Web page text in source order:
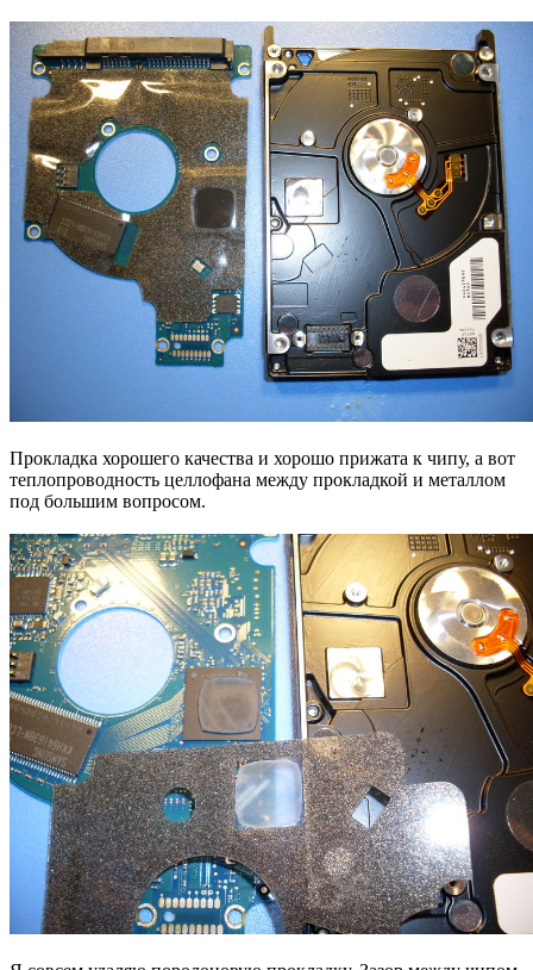
Прокладка хорошего качества и хорошо прижата к чипу, а вот
теплопроводность целлофана между прокладкой и металлом
под большим вопросом.